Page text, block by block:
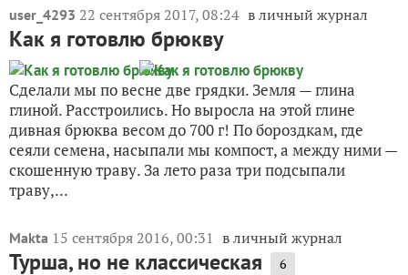
user_4293 22 сентября 2017, 08:24 в личный журнал
Как я готовлю брюкву
Сделали мы по весне две грядки. Земля — глина
глиной. Расстроились. Но выросла на этой глине
дивная брюква весом до 700 г! По бороздкам, где
сеяли семена, насыпали мы компост, а между ними —
скошенную траву. За лето раза три подсыпали
траву,...
Makta 15 сентября 2016, 00:31 в личный журнал
Турша, но не классическая 6